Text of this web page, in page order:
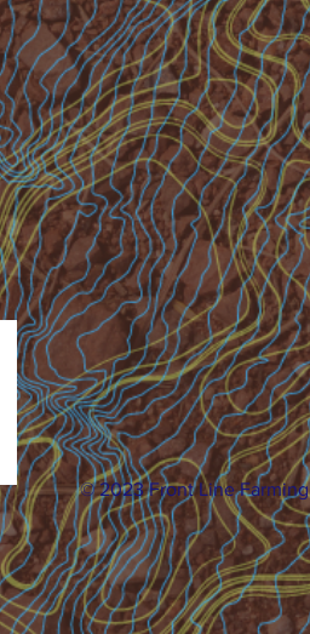
© 2023 Front Line Farming